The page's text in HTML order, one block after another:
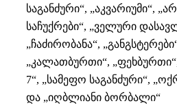
საგანძური“, „აკვარიუმი“,
საჩუქრები“, „ველური
„ჩაძირობანა“,
„კალათბურთი“,
7“, „სამეფო საგანძური“,
და „იღბლიანი ბორბალი“